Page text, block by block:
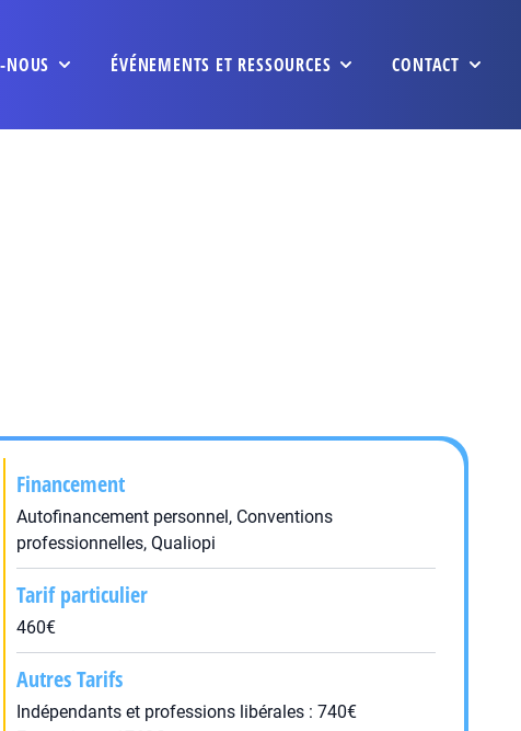
ÉVÉNEMENTS ET RESSOURCES CONTACT
Financement
Autofinancement personnel, Conventions
professionnelles, Qualiopi
Tarif particulier
460€
Autres Tarifs
Indépendants et professions libérales : 740€